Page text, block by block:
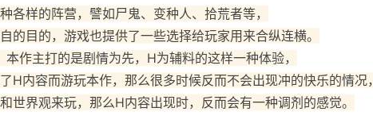
各样的阵营，譬如尸鬼、变种人、拾荒者等，
的目的，游戏也提供了一些选择给玩家用来合纵连横。
作主打的是剧情为先，H为辅料的这样一种体验，
H内容而游玩本作，那么很多时候反而不会出现冲的快乐的情况，
世界观来玩，那么H内容出现时，反而会有一种调剂的感觉。